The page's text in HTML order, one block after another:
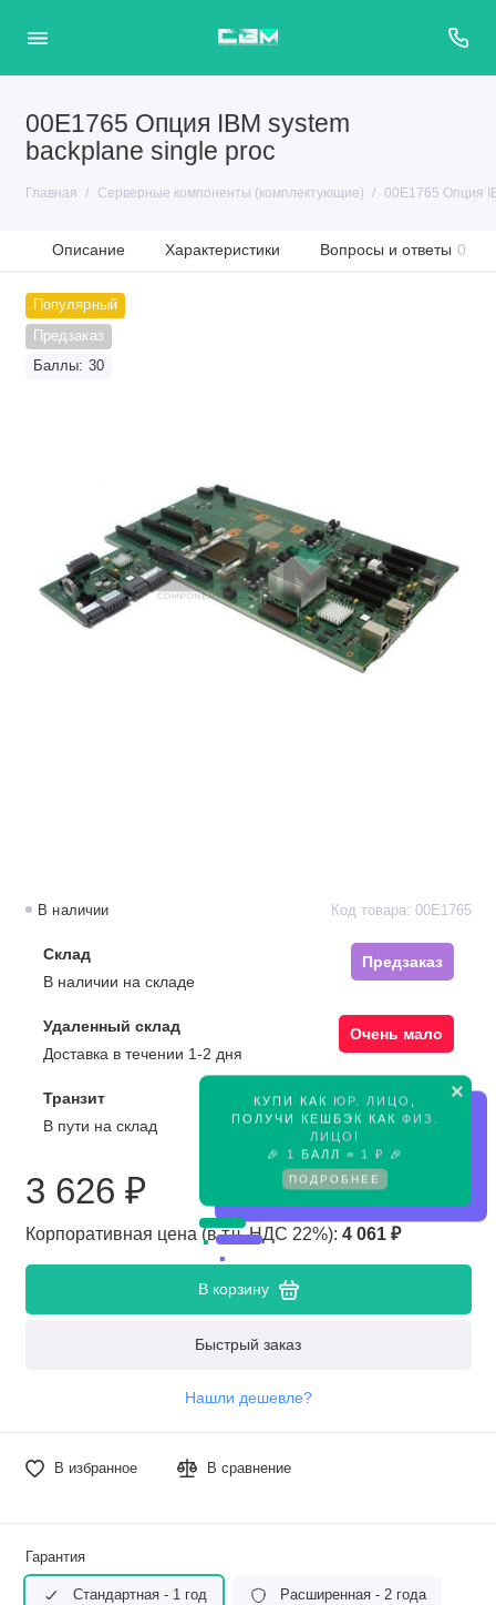
00E1765 Опция IBM system
backplane single proc
Главная Серверные компоненты (комплектующие) 00E1765 Опция
Описание Характеристики Вопросы и ответы 0
Популярный
Предзаказ
Баллы: 30
×
КУПИ КАК ЮР. ЛИЦО
ПОЛУЧИ КЕШБЭК КАК ФИЗ.
ЛИЦО !
🎉 1 БАЛЛ = 1 ₽ 🎉
ПОДРОБНЕЕ
В наличии Код товара: 00E1765
Склад
Предзаказ
В наличии на складе
Удаленный склад
Очень мало
Доставка в течении 1-2 дня
Транзит
Предзаказ
В пути на склад
3 626 ₽
Корпоративная цена (в т.ч. НДС 22%): 4 061 ₽
В корзину
Быстрый заказ
Нашли дешевле?
В избранное В сравнение
Гарантия
Стандартная - 1 год Расширенная - 2 года